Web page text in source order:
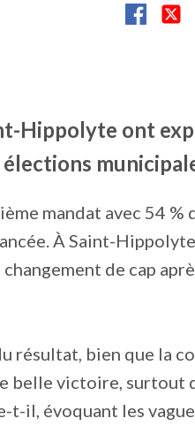
Hippolyte ont
mandat avec 54 %
À Saint-
de cap
résultat, bien que la
belle victoire, surtout
t-il, évoquant les